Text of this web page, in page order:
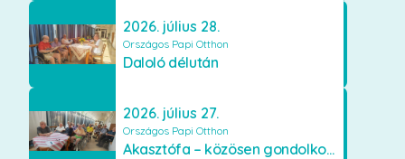
2026. július 28.
Országos Papi Otthon
Daloló délután
2026. július 27.
Országos Papi Otthon
Akasztófa – közösen gondolkodva